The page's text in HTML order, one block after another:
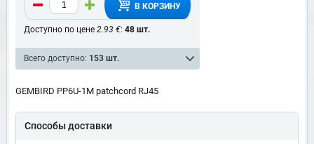
В КОРЗИНУ
Доступно по цене 2.93 €: 48 шт.
Всего доступно: 153 шт.
GEMBIRD PP6U-1M patchcord RJ45
Способы доставки